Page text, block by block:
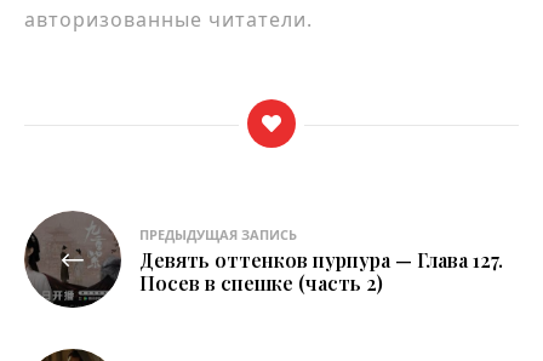
авторизованные читатели.
Навигация
по
записям
ПРЕДЫДУЩАЯ ЗАПИСЬ
Девять оттенков пурпура — Глава 127.
Посев в спешке (часть 2)